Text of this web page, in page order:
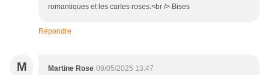
romantiques et les cartes roses.<br /> Bises
Répondre
M Martine Rose 09/05/2025 13:47